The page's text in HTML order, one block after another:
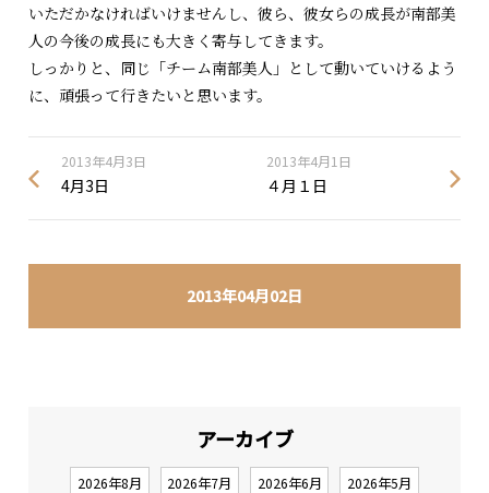
2013年04月02日
いただかなければいけませんし、彼ら、彼女らの成長が南部美
人の今後の成長にも大きく寄与してきます。
しっかりと、同じ「チーム南部美人」として動いていけるよう
に、頑張って行きたいと思います。
2013年4月3日
4月3日
2013年4月1日
４月１日
アーカイブ
2026年8月 2026年7月 2026年6月 2026年5月